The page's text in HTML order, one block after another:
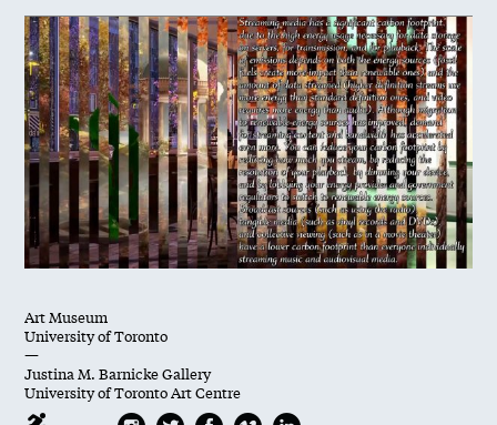
Art Museum
University of Toronto
—
Justina M. Barnicke Gallery
University of Toronto Art Centre